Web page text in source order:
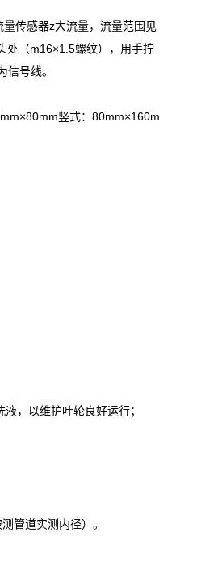
传感器z大流量，流量范围见
处（m16×1.5螺纹），用手拧
号线。
竖式：80mm×160m
，以维护叶轮良好运行；
管道实测内径）。